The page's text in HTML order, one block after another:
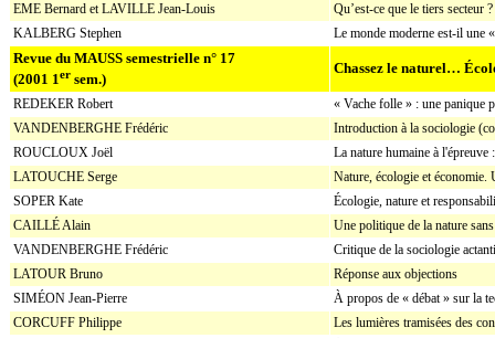
EME Bernard et LAVILLE Jean-Louis
Qu’est-ce que le tiers secteur ?
KALBERG Stephen
Le monde moderne est-il une
Revue du MAUSS semestrielle n° 17
(2001 1er sem.)
Chassez le naturel…
REDEKER Robert
« Vache folle » : une panique
VANDENBERGHE Frédéric
Introduction à la sociologie
ROUCLOUX Joël
La nature humaine à l'épreuve
LATOUCHE Serge
Nature, écologie et économie.
SOPER Kate
Écologie, nature et
CAILLÉ Alain
Une politique de la nature
VANDENBERGHE Frédéric
Critique de la sociologie
LATOUR Bruno
Réponse aux objections
SIMÉON Jean-Pierre
À propos de « débat » sur la
CORCUFF Philippe
Les lumières tramisées des